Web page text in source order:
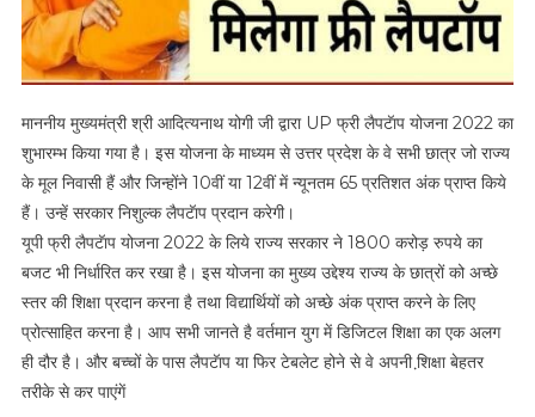
माननीय मुख्यमंत्री श्री आदित्यनाथ योगी जी द्वारा UP फ्री लैपटॅाप योजना 2022 का
शुभारम्भ किया गया है। इस योजना के माध्यम से उत्तर प्रदेश के वे सभी छात्र जो राज्य
के मूल निवासी हैं और जिन्होंने 10वीं या 12वीं में न्यूनतम 65 प्रतिशत अंक प्राप्त किये
हैं। उन्हें सरकार निशुल्क लैपटॅाप प्रदान करेगी।
यूपी फ्री लैपटॅाप योजना 2022 के लिये राज्य सरकार ने 1800 करोड़ रुपये का
बजट भी निर्धारित कर रखा है। इस योजना का मुख्य उद्देश्य राज्य के छात्रों को अच्छे
स्तर की शिक्षा प्रदान करना है तथा विद्यार्थियों को अच्छे अंक प्राप्त करने के लिए
प्रोत्साहित करना है। आप सभी जानते है वर्तमान युग में डिजिटल शिक्षा का एक अलग
ही दौर है। और बच्चों के पास लैपटॅाप या फिर टेबलेट होने से वे अपनी शि़क्षा बेहतर
तरीके से कर पाएंगें